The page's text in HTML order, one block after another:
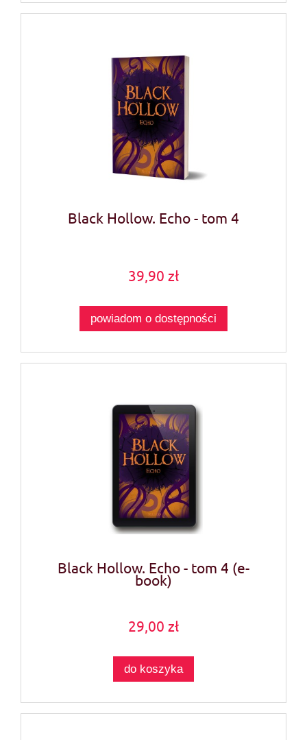
Black Hollow. Echo - tom 4
39,90 zł
powiadom o dostępności
Black Hollow. Echo - tom 4 (e-
book)
29,00 zł
do koszyka